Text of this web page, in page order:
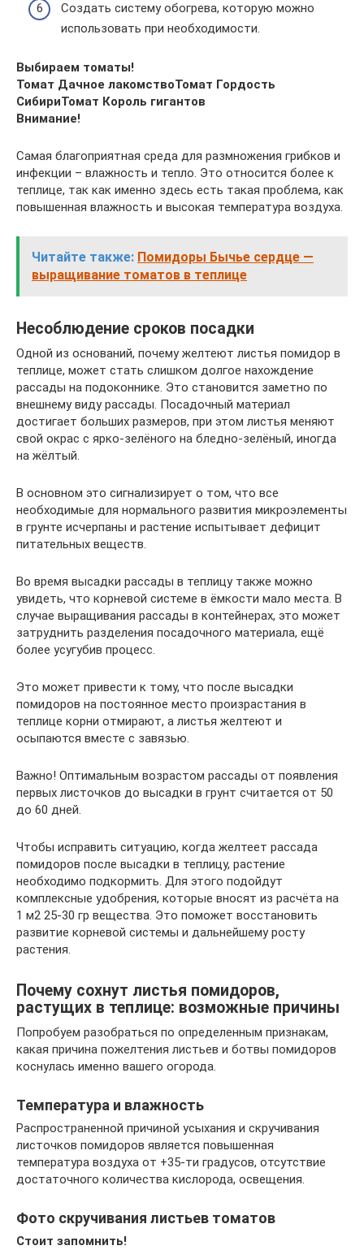
Создать систему обогрева, которую можно
использовать при необходимости.
Выбираем томаты!
Томат Дачное лакомствоТомат Гордость
СибириТомат Король гигантов
Внимание!
Самая благоприятная среда для размножения грибков и
инфекции – влажность и тепло. Это относится более к
теплице, так как именно здесь есть такая проблема, как
повышенная влажность и высокая температура воздуха.
Читайте также: Помидоры Бычье сердце —
выращивание томатов в теплице
Несоблюдение сроков посадки
Одной из оснований, почему желтеют листья помидор в
теплице, может стать слишком долгое нахождение
рассады на подоконнике. Это становится заметно по
внешнему виду рассады. Посадочный материал
достигает больших размеров, при этом листья меняют
свой окрас с ярко-зелёного на бледно-зелёный, иногда
на жёлтый.
В основном это сигнализирует о том, что все
необходимые для нормального развития микроэлементы
в грунте исчерпаны и растение испытывает дефицит
питательных веществ.
Во время высадки рассады в теплицу также можно
увидеть, что корневой системе в ёмкости мало места. В
случае выращивания рассады в контейнерах, это может
затруднить разделения посадочного материала, ещё
более усугубив процесс.
Это может привести к тому, что после высадки
помидоров на постоянное место произрастания в
теплице корни отмирают, а листья желтеют и
осыпаются вместе с завязью.
Важно! Оптимальным возрастом рассады от появления
первых листочков до высадки в грунт считается от 50
до 60 дней.
Чтобы исправить ситуацию, когда желтеет рассада
помидоров после высадки в теплицу, растение
необходимо подкормить. Для этого подойдут
комплексные удобрения, которые вносят из расчёта на
1 м2 25-30 гр вещества. Это поможет восстановить
развитие корневой системы и дальнейшему росту
растения.
Почему сохнут листья помидоров,
растущих в теплице: возможные причины
Попробуем разобраться по определенным признакам,
какая причина пожелтения листьев и ботвы помидоров
коснулась именно вашего огорода.
Температура и влажность
Распространенной причиной усыхания и скручивания
листочков помидоров является повышенная
температура воздуха от +35-ти градусов, отсутствие
достаточного количества кислорода, освещения.
Фото скручивания листьев томатов
Стоит запомнить!